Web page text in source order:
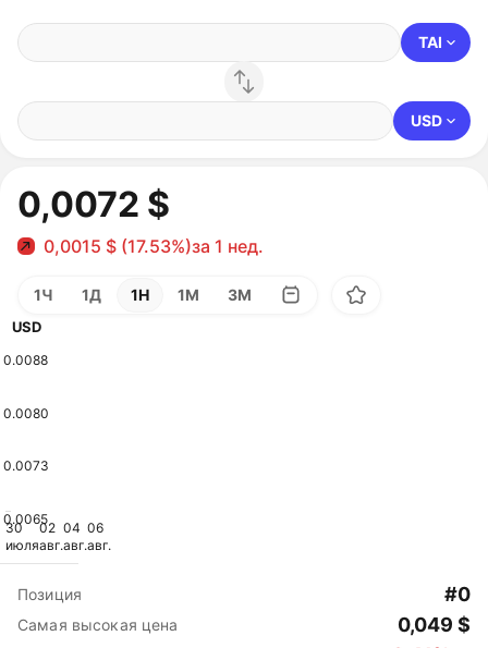
TAI
USD
0,0072 $
0,0015 $ (17.53%)за 1 нед.
1Ч 1Д 1Н 1М 3М
30
июля
02
авг.
04
авг.
06
авг.
USD
0.0088
0.0080
0.0073
0.0065
Позиция #0
Самая высокая цена 0,049 $